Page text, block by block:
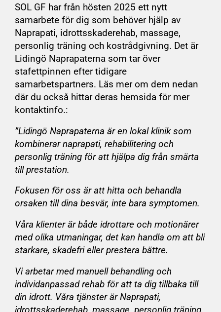
SOL GF har från hösten 2025 ett nytt
samarbete för dig som behöver hjälp av
Naprapati, idrottsskaderehab, massage,
personlig träning och kostrådgivning. Det är
Lidingö Naprapaterna som tar över
stafettpinnen efter tidigare
samarbetspartners. Läs mer om dem nedan
där du också hittar deras hemsida för mer
kontaktinfo.:
”Lidingö Naprapaterna är en lokal klinik som
kombinerar naprapati, rehabilitering och
personlig träning för att hjälpa dig från smärta
till prestation.
Fokusen för oss är att hitta och behandla
orsaken till dina besvär, inte bara symptomen.
Våra klienter är både idrottare och motionärer
med olika utmaningar, det kan handla om att bli
starkare, skadefri eller prestera bättre.
Vi arbetar med manuell behandling och
individanpassad rehab för att ta dig tillbaka till
din idrott. Våra tjänster är Naprapati,